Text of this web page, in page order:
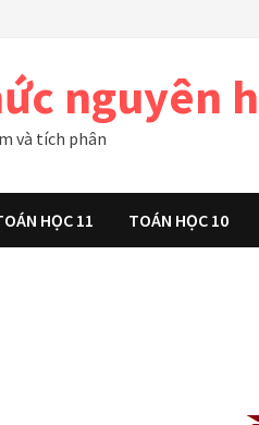
nguyên
và tích phân
HỌC 11 TOÁN HỌC 10